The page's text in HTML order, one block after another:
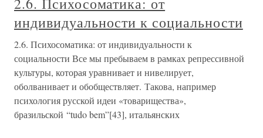
индивидуальности к социальности
2.6. Психосоматика: от индивидуальности к
социальности Все мы пребываем в рамках репрессивной
культуры, которая уравнивает и нивелирует,
оболванивает и обобществляет. Такова, например
психология русской идеи «товарищества»,
бразильской “tudo bem”[43], итальянских